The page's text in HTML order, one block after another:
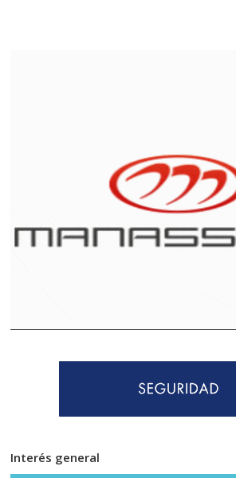
Interés general